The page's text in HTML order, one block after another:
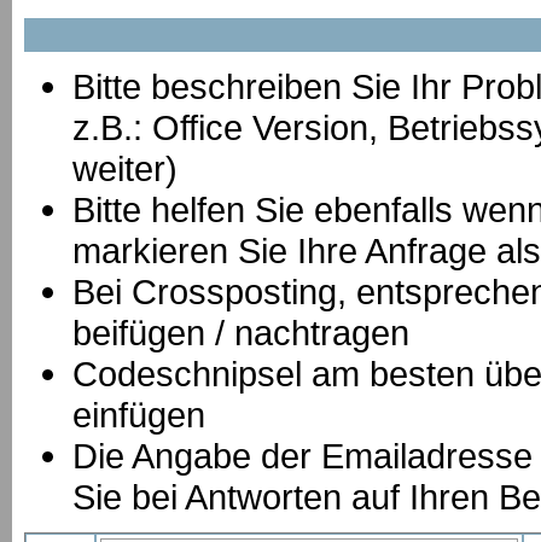
Bitte beschreiben Sie Ihr
z.B.: Office Version,
weiter)
Bitte helfen Sie ebenfalls
markieren Sie Ihre Anfrage
Bei Crossposting,
beifügen / nachtragen
Codeschnipsel am besten
einfügen
Die Angabe der
Sie bei Antworten auf Ihren